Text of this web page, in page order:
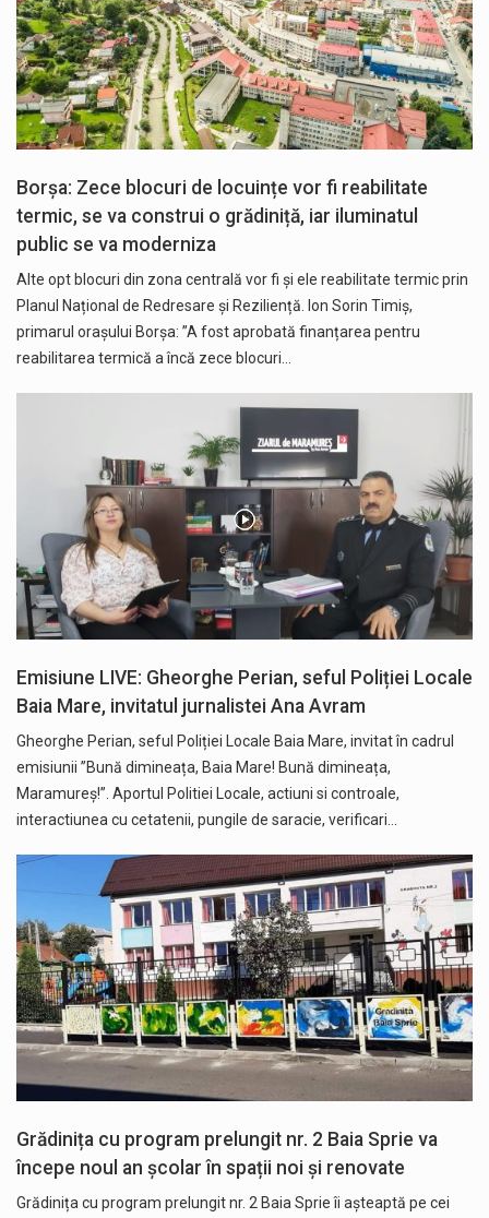
Borșa: Zece blocuri de locuințe vor fi reabilitate
termic, se va construi o grădiniță, iar iluminatul
public se va moderniza
Alte opt blocuri din zona centrală vor fi și ele reabilitate termic prin
Planul Național de Redresare și Reziliență. Ion Sorin Timiș,
primarul orașului Borșa: ”A fost aprobată finanțarea pentru
reabilitarea termică a încă zece blocuri…
Emisiune LIVE: Gheorghe Perian, seful Poliției Locale
Baia Mare, invitatul jurnalistei Ana Avram
Gheorghe Perian, seful Poliției Locale Baia Mare, invitat în cadrul
emisiunii ”Bună dimineața, Baia Mare! Bună dimineața,
Maramureș!”. Aportul Politiei Locale, actiuni si controale,
interactiunea cu cetatenii, pungile de saracie, verificari…
Grădinița cu program prelungit nr. 2 Baia Sprie va
începe noul an școlar în spații noi și renovate
Grădinița cu program prelungit nr. 2 Baia Sprie îi așteaptă pe cei